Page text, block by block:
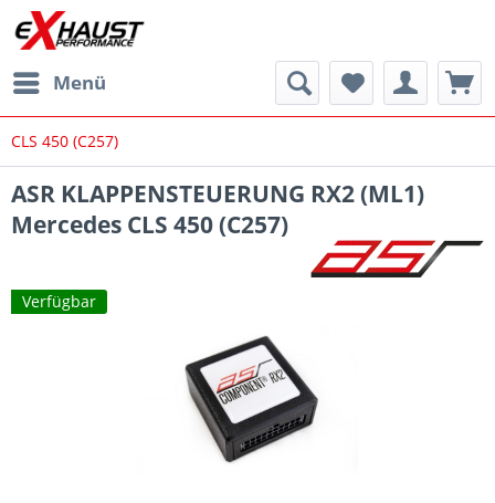
Menü
CLS 450 (C257)
ASR KLAPPENSTEUERUNG RX2 (ML1)
Mercedes CLS 450 (C257)
Verfügbar